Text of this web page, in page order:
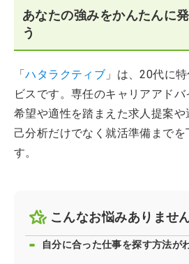
あなたの強みをかんたんに
う
「ハタラクティブ 」は、20代に
ビスです。専任のキャリアアド
希望や適性を踏まえた求人提案や
己分析だけでなく就活準備までを
す。
こんなお悩みありませ
自分に合った仕事を探す方法が